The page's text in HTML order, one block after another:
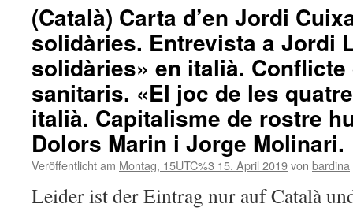
(Català) Carta d’en Jordi
solidàries. Entrevista a Jordi
solidàries» en italià. Conflicte
sanitaris. «El joc de les
italià. Capitalisme de rostre
Dolors Marin i Jorge Molinari.
Veröffentlicht am Montag, 15UTC%3 15. April 2019von bardina
Leider ist der Eintrag nur auf Català